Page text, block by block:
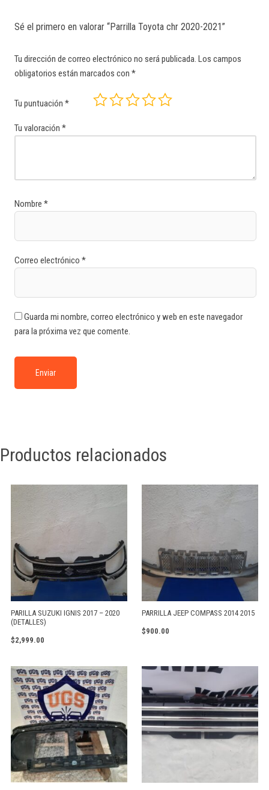
Sé el primero en valorar “Parrilla Toyota chr 2020-2021”
Tu dirección de correo electrónico no será publicada. Los campos
obligatorios están marcados con *
Tu puntuación *
Tu valoración *
Nombre *
Correo electrónico *
Guarda mi nombre, correo electrónico y web en este navegador
para la próxima vez que comente.
Productos relacionados
PARILLA SUZUKI IGNIS 2017 – 2020
(DETALLES)
$2,999.00
PARRILLA JEEP COMPASS 2014 2015
$900.00